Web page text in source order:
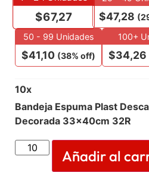
$67,27 $47,28
50 - 99 Unidades
$41,10 (38% off)
100+
$34,26
10x
Bandeja Espuma Plast
Decorada 33x40cm 32R
Añadir al